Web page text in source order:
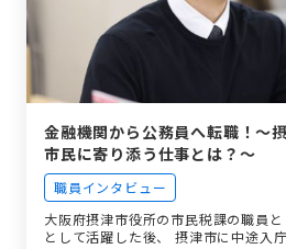
金融機関から公務員へ転職！〜
市民に寄り添う仕事とは？〜
職員インタビュー
大阪府摂津市役所の市民税課の職員
として活躍した後、 摂津市に中途入